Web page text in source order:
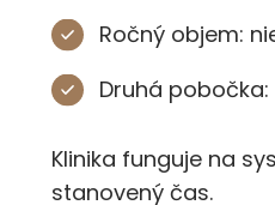
Ročný objem:
Druhá pobočka:
Klinika funguje na
stanovený čas.